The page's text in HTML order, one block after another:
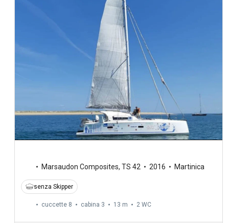
Marsaudon Composites, TS 42 2016 Martinica
senza Skipper
cuccette 8 cabina 3 13 m 2 WC